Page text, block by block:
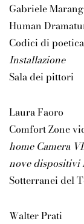
Gabriele
Human
Codici di
Installazione
Sala dei pittori
Laura Faoro
Comfort Zone
home Camera
nove dispositivi
Sotterranei del
Walter Prati